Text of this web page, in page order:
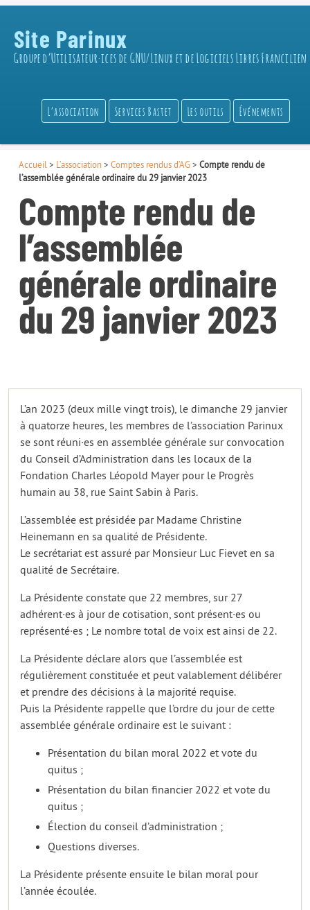
Site Parinux
Groupe d’Utilisateur·ices de GNU/Linux et de Logiciels Libres Francilien
L’association Services Bastet Les outils Événements
Accueil > L’association> Comptes rendus d’AG> Compte rendu de
l’assemblée générale ordinaire du 29 janvier 2023
Compte rendu de
l’assemblée
générale ordinaire
du 29 janvier 2023
L’an 2023 (deux mille vingt trois), le dimanche 29 janvier
à quatorze heures, les membres de l’association Parinux
se sont réuni·es en assemblée générale sur convocation
du Conseil d’Administration dans les locaux de la
Fondation Charles Léopold Mayer pour le Progrès
humain au 38, rue Saint Sabin à Paris.
L’assemblée est présidée par Madame Christine
Heinemann en sa qualité de Présidente.
Le secrétariat est assuré par Monsieur Luc Fievet en sa
qualité de Secrétaire.
La Présidente constate que 22 membres, sur 27
adhérent·es à jour de cotisation, sont présent·es ou
représenté·es ; Le nombre total de voix est ainsi de 22.
La Présidente déclare alors que l’assemblée est
régulièrement constituée et peut valablement délibérer
et prendre des décisions à la majorité requise.
Puis la Présidente rappelle que l’ordre du jour de cette
assemblée générale ordinaire est le suivant :
Présentation du bilan moral 2022 et vote du
quitus ;
Présentation du bilan financier 2022 et vote du
quitus ;
Élection du conseil d’administration ;
Questions diverses.
La Présidente présente ensuite le bilan moral pour
l’année écoulée.